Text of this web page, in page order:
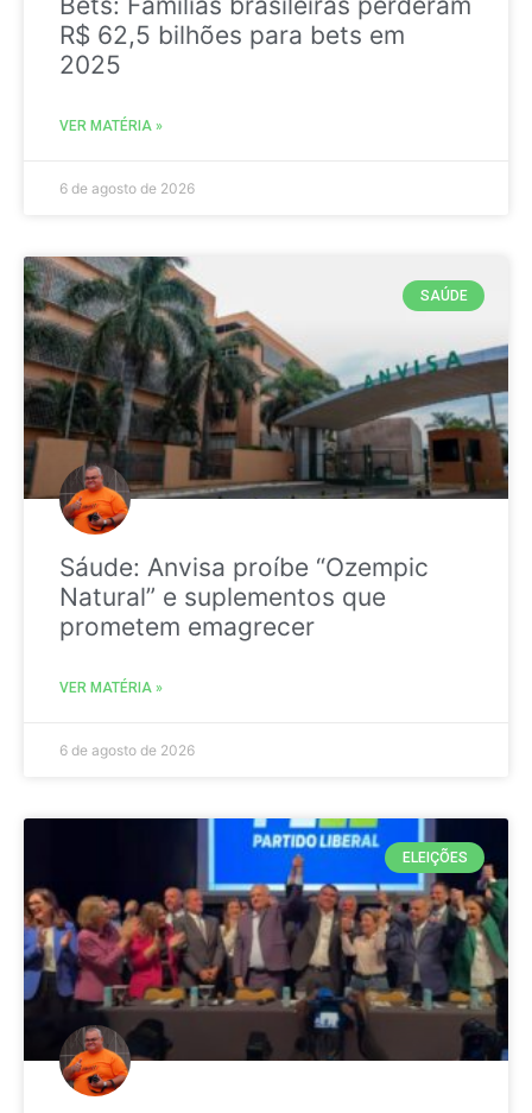
R$ 62,5 bilhões para bets em
2025
VER MATÉRIA »
6 de agosto de 2026
SAÚDE
Sáude: Anvisa proíbe “Ozempic
Natural” e suplementos que
prometem emagrecer
VER MATÉRIA »
6 de agosto de 2026
ELEIÇÕES